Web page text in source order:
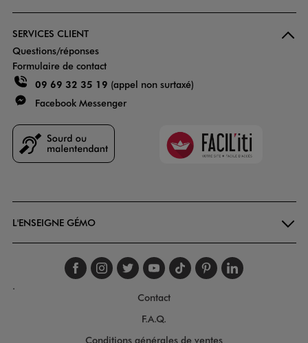
SERVICES CLIENT
Questions/réponses
Formulaire de contact
09 69 32 35 19 (appel non surtaxé)
Facebook Messenger
Faciliti
L'ENSEIGNE GÉMO
Suivez-nous sur
Suivez-nous sur
Suivez-nous sur
Suivez-nous
Suivez-nous
Suivez-
.
Contact
F.A.Q.
Conditions générales de ventes